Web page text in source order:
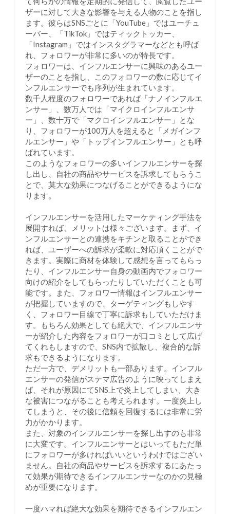
ザーに対して大きな影響を与える人物のことを指し
ます。彼らはSNSごとに「YouTube」ではユーチュ
ーバー、「TikTok」ではティックトッカー、
「Instagram」ではインスタグラマーなどとも呼ば
れ、フォロワーが非常に多いのが特長です。
フォロワーは、インフルエンサーに興味のあるユー
ザーのことを指し、このフォロワーの数に応じてイ
ンフルエンサーでも序列が生まれています。
数千人程度のフォロワーであれば「ナノインフルエ
ンサー」、数万人では「マイクロインフルエンサ
ー」、数十万で「マクロインフルエンサー」とな
り、フォロワーが100万人を超えると「メガインフ
ルエンサー」や「トップインフルエンサー」とも呼
ばれています。
このようなフォロワーの多いインフルエンサーを探
し出し、自社の商品やサービスを訴求してもらうこ
とで、莫大な効果につなげることができるようにな
ります。
インフルエンサーを活用したマーケティング手法を
展開すれば、メリットは様々ございます。まず、イ
ンフルエンサーとの連携をキチンと取ることができ
れば、ユーザーへの訴求が柔軟に対応頂くことがで
きます。実際に商材を体験して感想を言ってもらっ
たり、インフルエンサー自身の動画内でフォロワー
向けの紹介をしてもらったりしていただくことも可
能です。また、フォロワー情報はインフルエンサー
が把握していますので、ターゲティングもしやす
く、フォロワー目線で丁寧に訴求もしていただけま
す。もちろん効果としても絶大で、インフルエンサ
ーが紹介した内容をフォロワーが口コミとして広げ
てくれもしますので、SNS内で拡散し、複合的な訴
求もできるようになります。
ただ一方で、デメリットも一部あります。インフル
エンサーの発信がステマ広告のように映ってしまえ
ば、それが原因にてSNS上で炎上してしまい、大き
な被害につながることも考えられます。一度炎上し
てしまうと、その後に信頼を回復するには非常に労
力がかかります。
また、対象のインフルエンサーを探し出すのも非常
に大変です。インフルエンサーとはいってもただ単
にフォロワーが多ければいいというわけではござい
ません。自社の商品やサービスを訴求するにあたっ
て効果が期待できるインフルエンサーなのかの見極
めが重要になります。
一度ハマれば絶大な効果を期待できるインフルエン